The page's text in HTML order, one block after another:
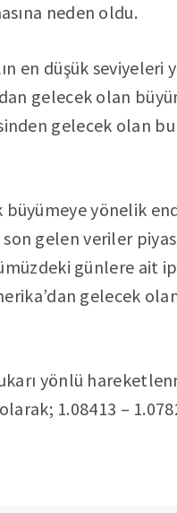
neden oldu.
en düşük seviyeleri
gelecek olan
gelecek olan
büyümeye yönelik
gelen veriler
günlere ait
gelecek
yönlü
1.08413 –